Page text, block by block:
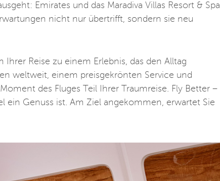
Emirates und das Maradiva Villas Resort & Spa
nicht nur übertrifft, sondern sie neu
Reise zu einem Erlebnis, das den Alltag
weltweit, einem preisgekrönten Service und
des Fluges Teil Ihrer Traumreise. Fly Better –
ein Genuss ist. Am Ziel angekommen, erwartet Sie